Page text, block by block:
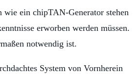
wie ein chipTAN-Generator stehen
erworben werden müssen.
notwendig ist.
System von Vornherein